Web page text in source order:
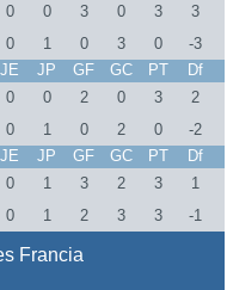
0 0 3 0 3
3
0 1 0 3 0
-3
JE JP GF GC PT
Df
0 0 2 0 3
2
0 1 0 2 0
-2
JE JP GF GC PT
Df
0 1 3 2 3
1
0 1 2 3 3 -1
Francia